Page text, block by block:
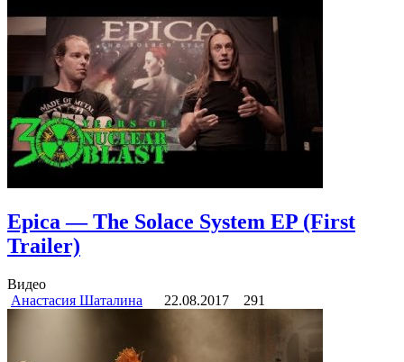
Epica — The Solace System EP (First
Trailer)
Видео
Анастасия Шаталина
22.08.2017 291